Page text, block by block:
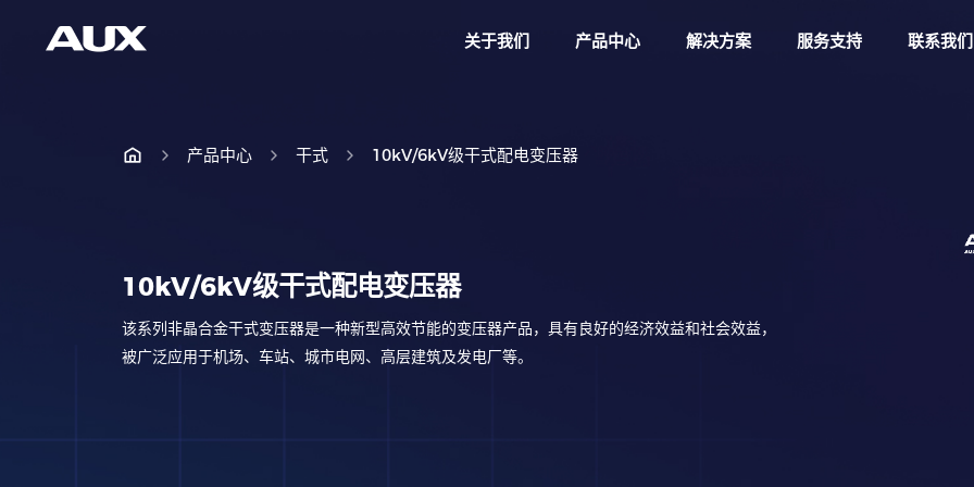
关于我们 产品中心 解决方案 服务支持 联系我们
产品中心 干式 10kV/6kV级干式配电变压器
10kV/6kV级干式配电变压器
该系列非晶合金干式变压器是一种新型高效节能的变压器产品，具有良好的经济效益和社会效益，
被广泛应用于机场、车站、城市电网、高层建筑及发电厂等。